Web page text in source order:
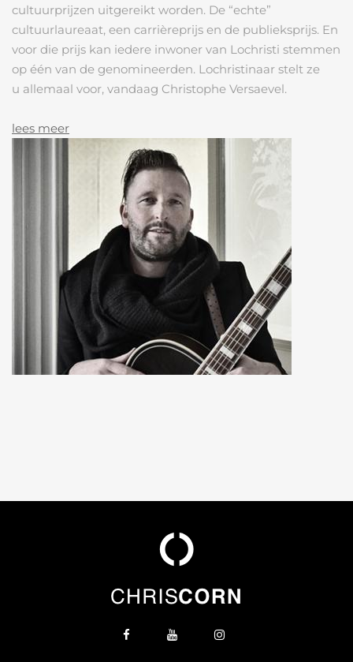
cultuurprijzen uitgereikt worden. De “echte”
cultuurlaureaat, een carrièreprijs en de publieksprijs. En
voor die prijs kan iedere inwoner van Lochristi stemmen
op één van de genomineerden. Lochristinaar stelt ze
u allemaal voor, vandaag Christophe Versaevel.
lees meer